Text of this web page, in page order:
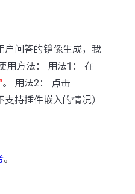
户问答的镜像生成，我
用方法： 用法1： 在
。 用法2： 点击
支持插件嵌入的情况）
。